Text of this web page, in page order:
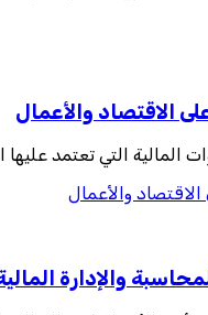
الاقتصاد والأعمال
والأعمال
والإدارة